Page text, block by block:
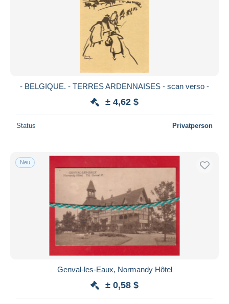
- BELGIQUE. - TERRES ARDENNAISES - scan verso -
± 4,62 $
Status Privatperson
Neu
Genval-les-Eaux, Normandy Hôtel
± 0,58 $